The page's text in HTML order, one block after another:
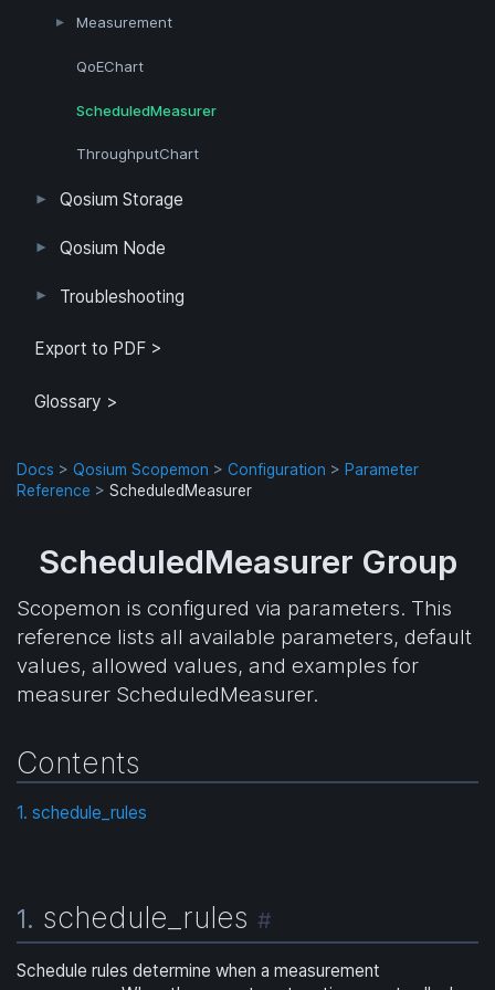
Measurement
GQoSM
PSQA
QoEChart
ScheduledMeasurer
ThroughputChart
Qosium Storage
Parameterization
User Interface
Heatmap
Direct Access
Qosium Node
Qosium Node Manager
Troubleshooting
Known Limitations
Export to PDF >
Glossary >
Docs >Qosium Scopemon >Configuration > Parameter
Reference >ScheduledMeasurer
ScheduledMeasurer Group
Scopemon is configured via parameters. This
reference lists all available parameters, default
values, allowed values, and examples for
measurer ScheduledMeasurer.
Contents
1. schedule_rules
1. schedule_rules#
Schedule rules determine when a measurement